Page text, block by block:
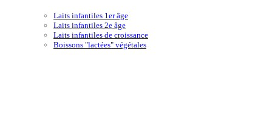
Laits infantiles 1er âge
Laits infantiles 2e âge
Laits infantiles de croissance
Boissons "lactées" végétales